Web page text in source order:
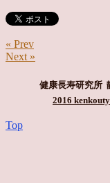
« Prev
Next »
健康長寿研究所
2016
Top